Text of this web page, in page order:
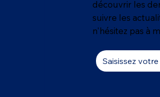
découvrir les
suivre les
n'hésitez pas à